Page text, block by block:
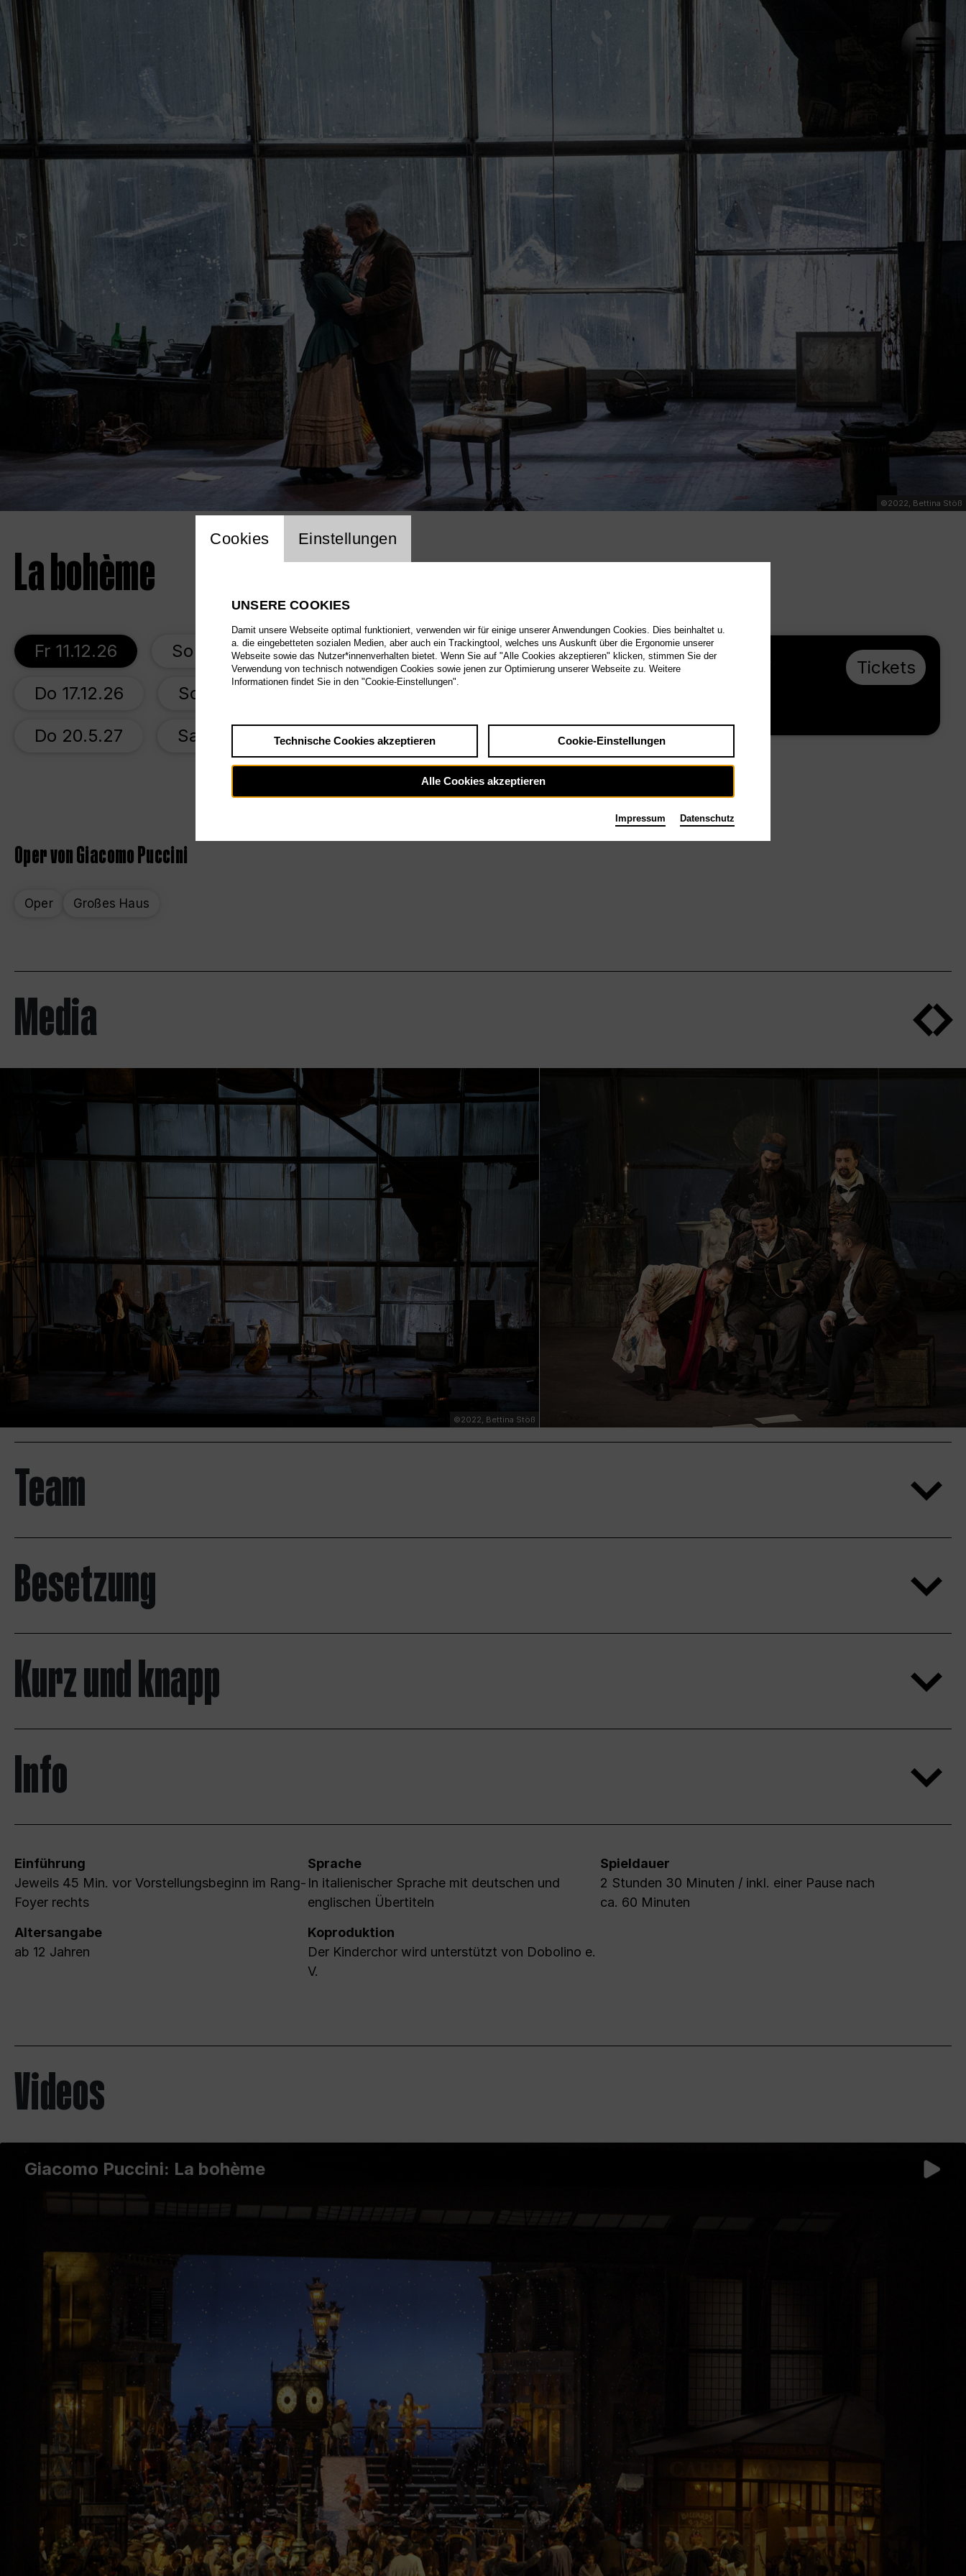
©2022, Bettina Stöß
La bohème
Fr 11.12.26 So 13.12.26 Di 15.12.26
Do 17.12.26 So 20.12.26
Do 20.5.27 Sa 22.5.27 Mi 26.5.27
La bohème
Fr 11.12.26, 19:00
Tickets
Oper von Giacomo Puccini
Oper Großes Haus
Media
©2022, Bettina Stöß
Team
Besetzung
Kurz und knapp
Info
Einführung
Jeweils 45 Min. vor Vorstellungsbeginn im Rang-
Foyer rechts
Sprache
In italienischer Sprache mit deutschen und
englischen Übertiteln
Spieldauer
2 Stunden 30 Minuten / inkl. einer Pause nach
ca. 60 Minuten
Altersangabe
ab 12 Jahren
Koproduktion
Der Kinderchor wird unterstützt von Dobolino e.
V.
Videos
Giacomo Puccini: La bohème
Einstellung Website Cookie
Cookies Einstellungen
UNSERE COOKIES
Damit unsere Webseite optimal funktioniert, verwenden wir für einige unserer Anwendungen Cookies. Dies beinhaltet u.
a. die eingebetteten sozialen Medien, aber auch ein Trackingtool, welches uns Auskunft über die Ergonomie unserer
Webseite sowie das Nutzer*innenverhalten bietet. Wenn Sie auf "Alle Cookies akzeptieren" klicken, stimmen Sie der
Verwendung von technisch notwendigen Cookies sowie jenen zur Optimierung unserer Webseite zu. Weitere
Informationen findet Sie in den "Cookie-Einstellungen".
Technische Cookies akzeptieren Cookie-Einstellungen
Alle Cookies akzeptieren
Impressum Datenschutz